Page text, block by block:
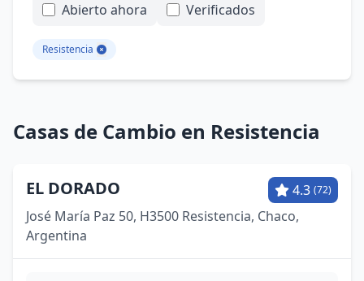
Abierto ahora
Verificados
Resistencia
Casas de Cambio en Resistencia
EL DORADO 4.3 (72)
José María Paz 50, H3500 Resistencia, Chaco,
Argentina